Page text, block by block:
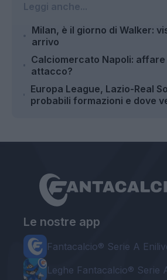
Leggi anche...
Milan, è il giorno di Walker:
arrivo
Calciomercato Napoli:
attacco?
Europa League, Lazio-Real
probabili formazioni e dove
Le nostre app
Fantacalcio® Serie A
Leghe Fantacalcio® Serie